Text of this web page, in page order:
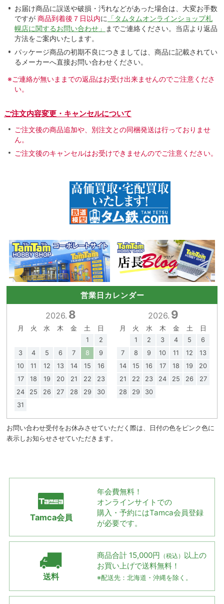
お届け商品に誤送や破損・汚れなどがあった場合は、大変お手数
ですが 商品到着後７日以内に 「タムタムオンラインショップ札
幌店に関するお問い合わせ」
までご連絡ください。当店より返品
方法をご案内いたします。
パッケージ商品の初期不良につきましては、商品に記載されてい
るメーカーへ直接お問い合わせください。
※ご連絡が無いままでの返品はお受け出来ませんのでご注意くださ
い。
ご注文内容変更・キャンセルについて
ご注文後の商品追加や、別注文との同梱発送は行っておりませ
ん。
ご注文後のキャンセルはお受けできませんのでご注意ください。
営業日カレンダー
2026. 8
月 火 水 木 金 土
日
1
2
3
4 5 6 7 8
9
10
11 12 13 14 15
16
17
18 19 20 21 22
23
24
25 26 27 28 29
30
31
2026. 9
月 火 水 木 金 土
日
1
2 3 4 5
6
7
8 9 10 11 12
13
14
15 16 17 18 19
20
21
22 23 24 25 26
27
28
29 30
お問い合わせ受付をお休みさせていただく際は、日付の色をピンク色に
表示しお知らせさせていただきます。
Tamca会員
年会費無料！
オンラインサイトでの
購入・予約にはTamca会員登録
が必要です。
送料
商品合計 15,000円 （税込） 以上の
お買い上げで送料無料！
※配送先：北海道・沖縄を除く。